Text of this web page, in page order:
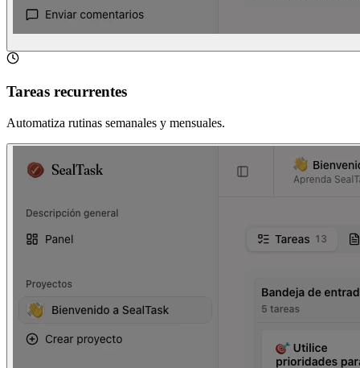
Tareas recurrentes
Automatiza rutinas semanales y mensuales.